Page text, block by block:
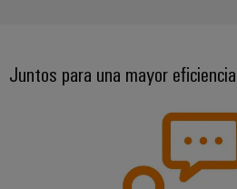
Juntos para una mayor eficiencia